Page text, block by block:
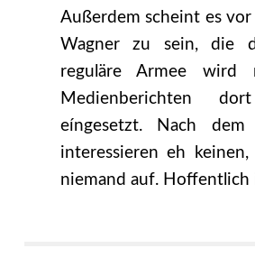
Außerdem scheint es
Wagner zu sein, die
reguläre Armee wird
Medienberichten
eíngesetzt. Nach
interessieren eh
niemand auf. Hoffentlich